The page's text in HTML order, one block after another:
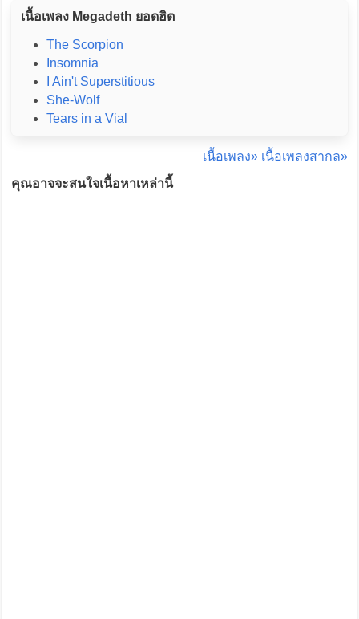
เนื้อเพลง Megadeth ยอดฮิต
The Scorpion
Insomnia
I Ain't Superstitious
She-Wolf
Tears in a Vial
เนื้อเพลง» เนื้อเพลงสากล»
คุณอาจจะสนใจเนื้อหาเหล่านี้